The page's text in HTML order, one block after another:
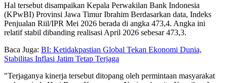
Hal tersebut disampaikan Kepala Perwakilan Bank Indonesia
(KPwBI) Provinsi Jawa Timur Ibrahim Berdasarkan data, Indeks
Penjualan Riil/IPR Mei 2026 berada di angka 473,4. Angka ini
relatif stabil dibanding realisasi April 2026 sebesar 473,3.
Baca Juga: BI: Ketidakpastian Global Tekan Ekonomi Dunia,
Stabilitas Inflasi Jatim Tetap Terjaga
"Terjaganya kinerja tersebut ditopang oleh permintaan masyarakat